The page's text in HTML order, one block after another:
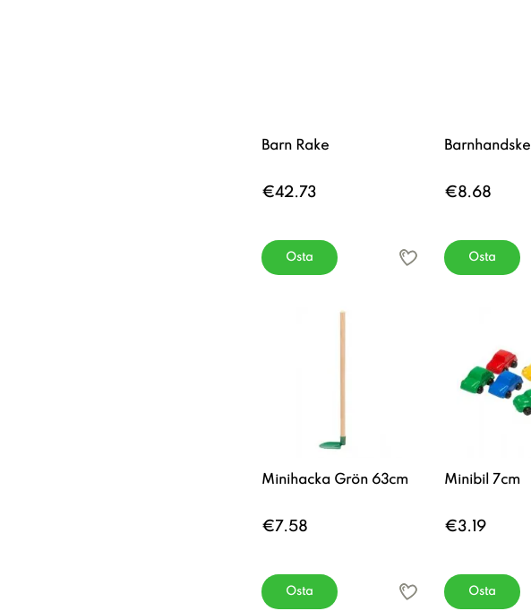
Barn Rake
€42.73
Osta
€8.68
Osta
Minihacka Grön 63cm
€7.58
Osta
Minibil 7cm
€3.19
Osta